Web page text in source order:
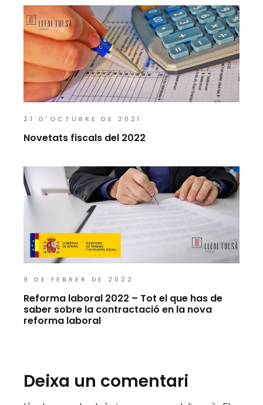
21 D'OCTUBRE DE 2021
Novetats fiscals del 2022
9 DE FEBRER DE 2022
Reforma laboral 2022 – Tot el que has de
saber sobre la contractació en la nova
reforma laboral
Deixa un comentari